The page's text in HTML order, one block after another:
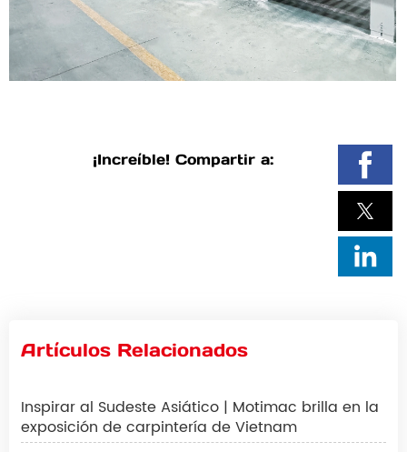
¡Increíble! Compartir a:
Artículos Relacionados
Inspirar al Sudeste Asiático | Motimac brilla en la
exposición de carpintería de Vietnam